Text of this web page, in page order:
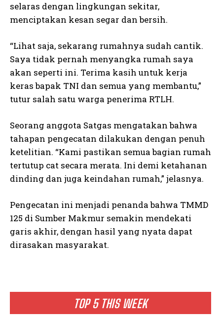
TOP 5 THIS WEEK
selaras dengan lingkungan sekitar,
menciptakan kesan segar dan bersih.
“Lihat saja, sekarang rumahnya sudah cantik.
Saya tidak pernah menyangka rumah saya
akan seperti ini. Terima kasih untuk kerja
keras bapak TNI dan semua yang membantu,”
tutur salah satu warga penerima RTLH.
Seorang anggota Satgas mengatakan bahwa
tahapan pengecatan dilakukan dengan penuh
ketelitian. “Kami pastikan semua bagian rumah
tertutup cat secara merata. Ini demi ketahanan
dinding dan juga keindahan rumah,” jelasnya.
Pengecatan ini menjadi penanda bahwa TMMD
125 di Sumber Makmur semakin mendekati
garis akhir, dengan hasil yang nyata dapat
dirasakan masyarakat.